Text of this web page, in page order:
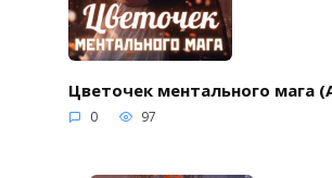
Цветочек ментального мага
0 97